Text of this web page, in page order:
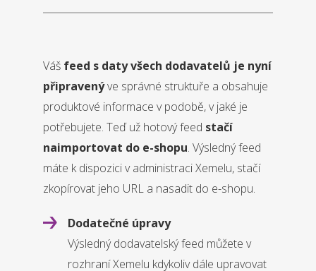
Váš feed s daty všech dodavatelů je nyní
připravenýve správné struktuře a obsahuje
produktové informace v podobě, v jaké je
potřebujete. Teď už hotový feed stačí
naimportovat do e-shopu. Výsledný feed
máte k dispozici v administraci Xemelu, stačí
zkopírovat jeho URL a nasadit do e-shopu.
Dodatečné úpravy
Výsledný dodavatelský feed můžete v
rozhraní Xemelu kdykoliv dále upravovat